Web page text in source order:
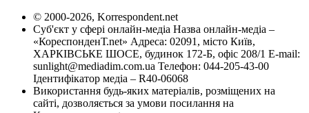
© 2000-2026, Korrespondent.net
Суб'єкт у сфері онлайн-медіа Назва онлайн-медіа –
«КореспонденТ.net» Адреса: 02091, місто Київ,
ХАРКІВСЬКЕ ШОСЕ, будинок 172-Б, офіс 208/1 E-mail:
sunlight@mediadim.com.ua Телефон: 044-205-43-00
Ідентифікатор медіа – R40-06068
Використання будь-яких матеріалів, розміщених на
сайті, дозволяється за умови посилання на